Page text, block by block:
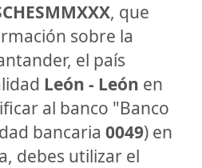
, que
sobre la
el país
León - León en
al banco "Banco
bancaria 0049) en
debes utilizar el